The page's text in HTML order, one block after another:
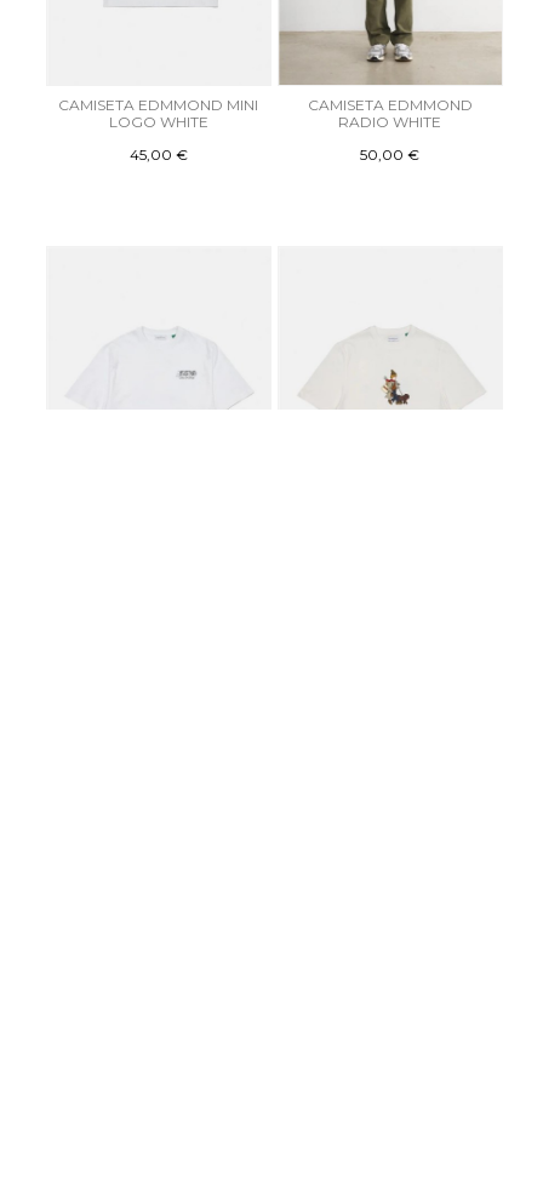
CAMISETA EDMMOND MINI
LOGO WHITE
45,00 €
CAMISETA EDMMOND
RADIO WHITE
50,00 €